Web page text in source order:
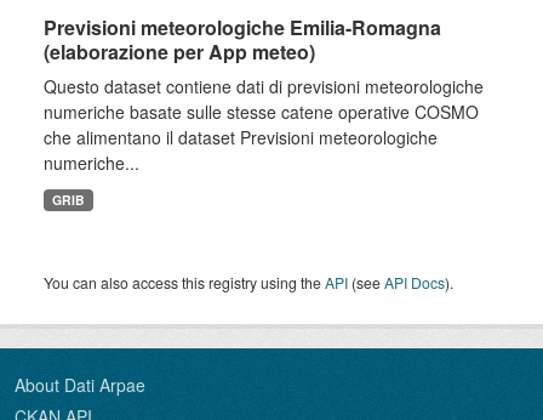
Previsioni meteorologiche Emilia-Romagna
(elaborazione per App meteo)
Questo dataset contiene dati di previsioni meteorologiche
numeriche basate sulle stesse catene operative COSMO
che alimentano il dataset Previsioni meteorologiche
numeriche...
GRIB
You can also access this registry using theAPI (seeAPI Docs).
About Dati Arpae